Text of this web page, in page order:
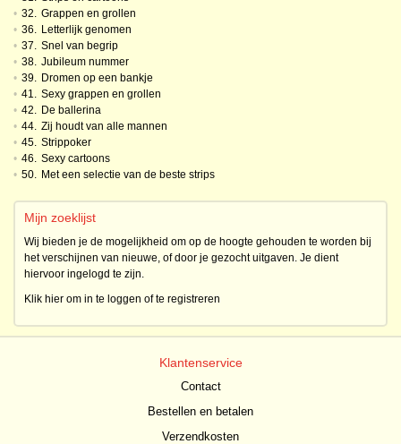
• 32. Grappen en grollen
• 36. Letterlijk genomen
• 37. Snel van begrip
• 38. Jubileum nummer
• 39. Dromen op een bankje
• 41. Sexy grappen en grollen
• 42. De ballerina
• 44. Zij houdt van alle mannen
• 45. Strippoker
• 46. Sexy cartoons
• 50. Met een selectie van de beste strips
Mijn zoeklijst
Wij bieden je de mogelijkheid om op de hoogte gehouden te worden bij
het verschijnen van nieuwe, of door je gezocht uitgaven. Je dient
hiervoor ingelogd te zijn.
Klik hier om in te loggen of te registreren
Klantenservice
Contact
Bestellen en betalen
Verzendkosten